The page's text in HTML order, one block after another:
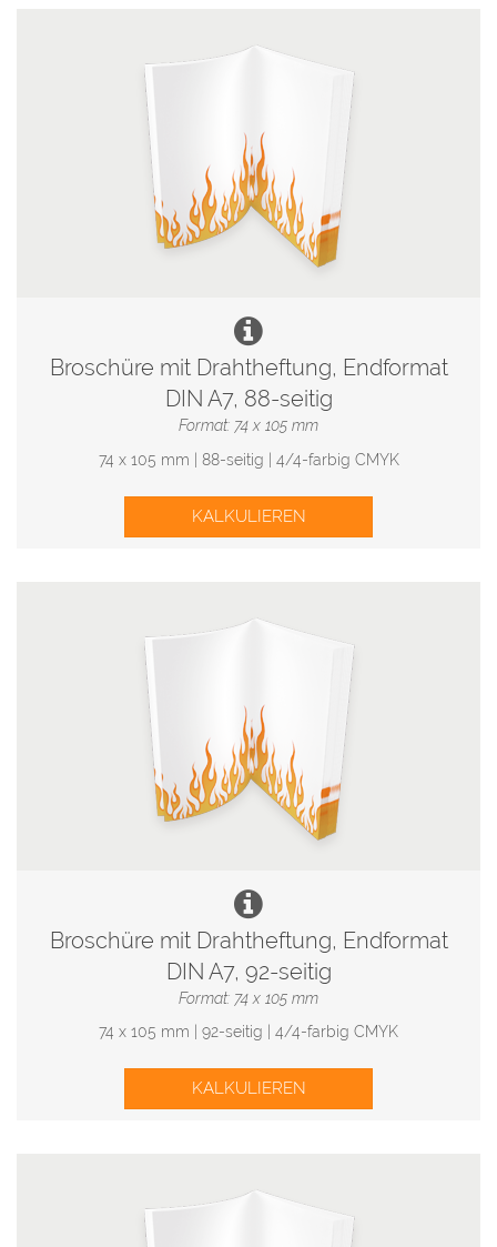
Broschüre mit Drahtheftung, Endformat
DIN A7, 88-seitig
Format: 74 x 105 mm
74 x 105 mm | 88-seitig | 4/4-farbig CMYK
KALKULIEREN
Broschüre mit Drahtheftung, Endformat
DIN A7, 92-seitig
Format: 74 x 105 mm
74 x 105 mm | 92-seitig | 4/4-farbig CMYK
KALKULIEREN